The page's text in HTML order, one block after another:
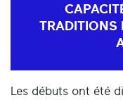
TRADITIONS
Les débuts ont été